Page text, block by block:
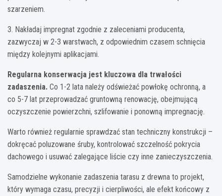
szarzeniem.
3. Nakładaj impregnat zgodnie z zaleceniami producenta,
zazwyczaj w 2-3 warstwach, z odpowiednim czasem schnięcia
między kolejnymi aplikacjami.
Regularna konserwacja jest kluczowa dla trwałości
zadaszenia. Co 1-2 lata należy odświeżać powłokę ochronną, a
co 5-7 lat przeprowadzać gruntowną renowację, obejmującą
oczyszczenie powierzchni, szlifowanie i ponowną impregnację.
Warto również regularnie sprawdzać stan techniczny konstrukcji –
dokręcać poluzowane śruby, kontrolować szczelność pokrycia
dachowego i usuwać zalegające liście czy inne zanieczyszczenia.
Samodzielne wykonanie zadaszenia tarasu z drewna to projekt,
który wymaga czasu, precyzji i cierpliwości, ale efekt końcowy z